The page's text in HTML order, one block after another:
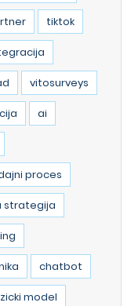
tiktok
vitosurveys
ai
proces
strategija
chatbot
model